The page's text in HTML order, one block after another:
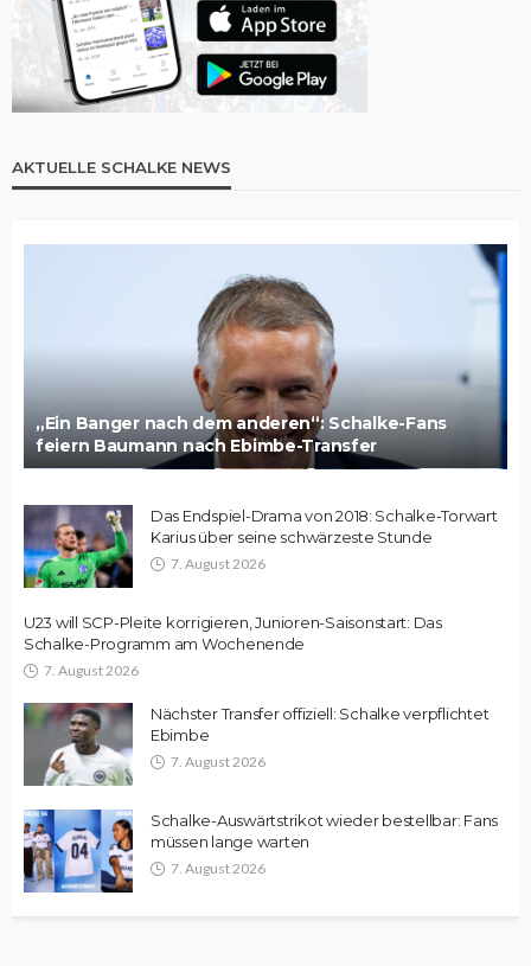
AKTUELLE SCHALKE NEWS
„Ein Banger nach dem anderen“: Schalke-Fans
feiern Baumann nach Ebimbe-Transfer
Das Endspiel-Drama von 2018: Schalke-Torwart
Karius über seine schwärzeste Stunde
7. August 2026
U23 will SCP-Pleite korrigieren, Junioren-Saisonstart: Das
Schalke-Programm am Wochenende
7. August 2026
Nächster Transfer offiziell: Schalke verpflichtet
Ebimbe
7. August 2026
Schalke-Auswärtstrikot wieder bestellbar: Fans
müssen lange warten
7. August 2026